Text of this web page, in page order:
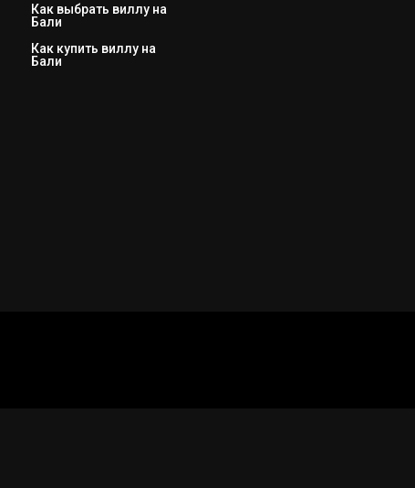
Как выбрать виллу на
Бали
Как купить виллу на
Бали